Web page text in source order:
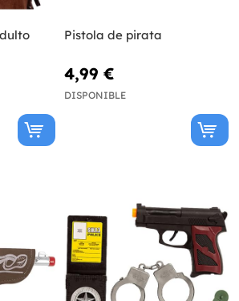
Pistola de pirata
4,99 €
DISPONIBLE